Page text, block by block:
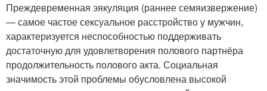
Преждевременная эякуляция (раннее семяизвержение)
— самое частое сексуальное расстройство у мужчин,
характеризуется неспособностью поддерживать
достаточную для удовлетворения полового партнёра
продолжительность полового акта. Социальная
значимость этой проблемы обусловлена высокой